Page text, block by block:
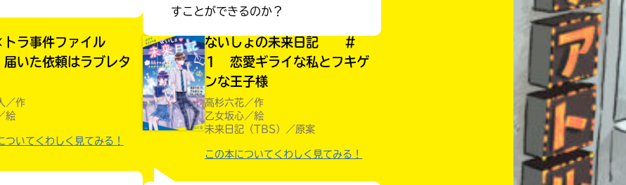
見られる
すことができるのか？
ラ事件ファイル
届いた依頼はラブレタ
／作
絵
ついてくわしく見てみる！
ないしょの未来日記 ＃
１ 恋愛ギライな私とフキゲ
ンな王子様
高杉六花／作
乙女坂心／絵
未来日記（TBS）／原案
この本についてくわしく見てみる！